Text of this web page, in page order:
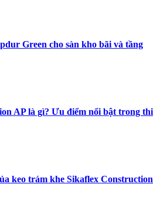
Green cho sàn kho bãi và tầng
AP là gì? Ưu điểm nổi bật trong thi
keo trám khe Sikaflex Construction